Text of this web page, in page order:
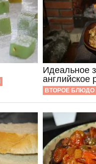
Идеальное
английское
ВТОРОЕ БЛЮДО